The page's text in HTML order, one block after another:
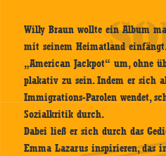
Willy Braun wollte ein Album
mit seinem Heimatland einfängt.
„American Jackpot“ um, ohne
plakativ zu sein. Indem er sich
Immigrations-Parolen wendet,
Sozialkritik durch.
Dabei ließ er sich durch das
Emma Lazarus inspirieren, das